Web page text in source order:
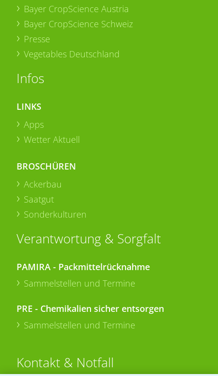
Bayer CropScience Austria
Bayer CropScience Schweiz
Presse
Vegetables Deutschland
Infos
LINKS
Apps
Wetter Aktuell
BROSCHÜREN
Ackerbau
Saatgut
Sonderkulturen
Verantwortung & Sorgfalt
PAMIRA - Packmittelrücknahme
Sammelstellen und Termine
PRE - Chemikalien sicher entsorgen
Sammelstellen und Termine
Kontakt & Notfall